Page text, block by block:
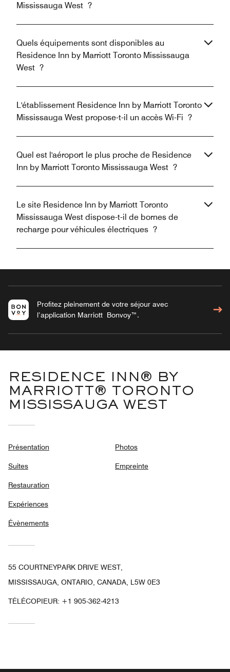
Mississauga West ?
Quels équipements sont disponibles au
Residence Inn by Marriott Toronto Mississauga
West ?
L'établissement Residence Inn by Marriott Toronto
Mississauga West propose-t-il un accès Wi-Fi ?
Quel est l'aéroport le plus proche de Residence
Inn by Marriott Toronto Mississauga West ?
Le site Residence Inn by Marriott Toronto
Mississauga West dispose-t-il de bornes de
recharge pour véhicules électriques ?
Profitez pleinement de votre séjour avec
l’application Marriott Bonvoy™.
RESIDENCE INN® BY
MARRIOTT® TORONTO
MISSISSAUGA WEST
Présentation
Suites
Restauration
Expériences
Évènements
Photos
Empreinte
55 COURTNEYPARK DRIVE WEST,
MISSISSAUGA, ONTARIO, CANADA, L5W 0E3
TÉLÉCOPIEUR: +1 905-362-4213